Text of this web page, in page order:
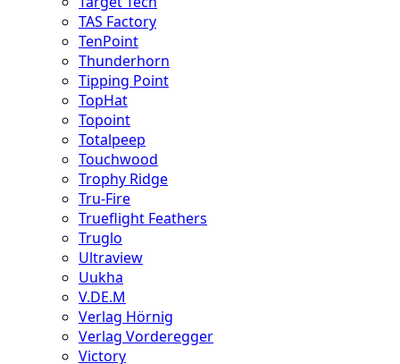
TAS Factory
TenPoint
Thunderhorn
Tipping Point
TopHat
Topoint
Totalpeep
Touchwood
Trophy Ridge
Tru-Fire
Trueflight Feathers
Truglo
Ultraview
Uukha
V.DE.M
Verlag Hörnig
Verlag Vorderegger
Victory